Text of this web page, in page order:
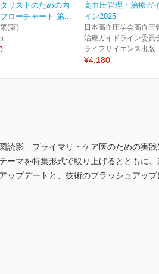
リストのための内
ローチャート 第...
(著)
高血圧管理・治療ガ
イン2025
日本高血圧学会高血圧
治療ガイドライン委員
ライフサイエンス出版
¥4,180
影 プライマリ・ケア医のための実
ーマを特集形式で取り上げるとともに
ップデートと、技術のブラッシュアッ